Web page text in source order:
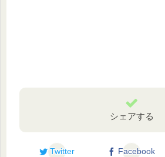
シェアする
Twitter Facebook